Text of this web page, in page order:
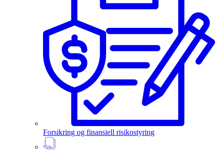
Forsikring og finansiell risikostyring